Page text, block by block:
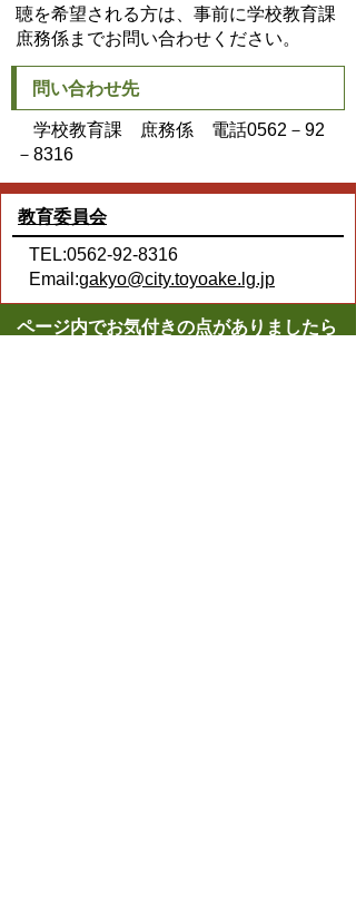
聴を希望される方は、事前に学校教育課
庶務係までお問い合わせください。
問い合わせ先
学校教育課 庶務係 電話0562－92
－8316
教育委員会
TEL:0562-92-8316
Email:gakyo@city.toyoake.lg.jp
ページ内でお気付きの点がありましたら